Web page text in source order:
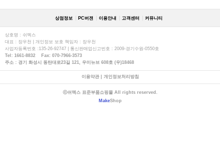
상점정보 PC버젼 이용안내 고객센터 커뮤니티
상호명 : 쉬멕스
대표 : 장우천 | 개인정보 보호 책임자 : 장우천
사업자등록번호 :135-26-92747 | 통신판매업신고번호 : 2009-경기수원-0550호
Tel: 1661-8832 Fax: 070-7966-3573
주소 : 경기 화성시 동탄대로23길 121, 우미뉴브 608호 (우)18468
이용약관| 개인정보처리방침
ⓒ쉬멕스 표준부품쇼핑몰 All rights reserved.
MakeShop